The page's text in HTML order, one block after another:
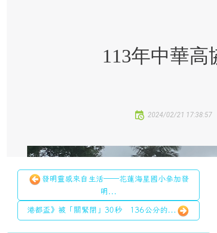
發明靈感來自生活──花蓮海星國小參加發
明...
港都盃》被「關緊閉」30秒 136公分的...